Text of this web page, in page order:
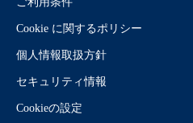
Cookie に関するポリシー
個人情報取扱方針
セキュリティ情報
Cookieの設定